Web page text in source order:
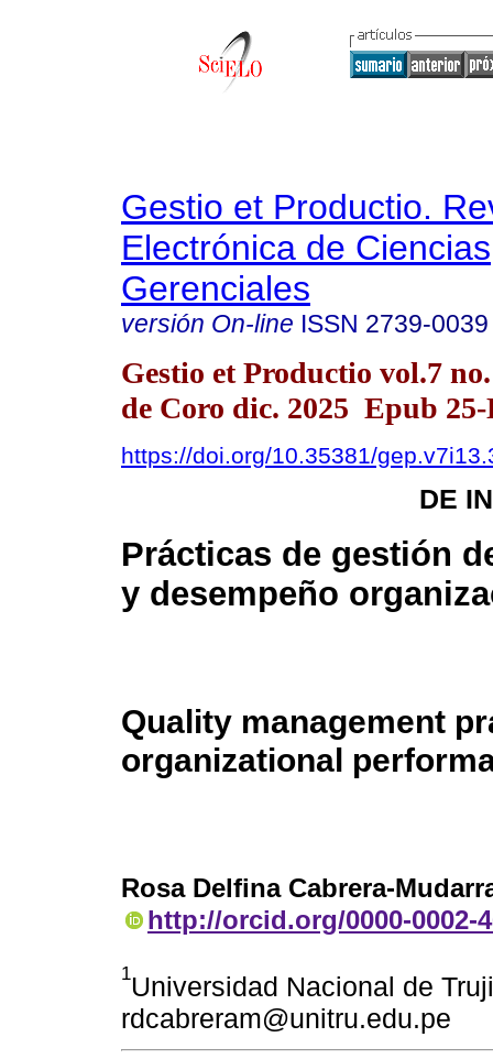
Gestio et Productio.
Electrónica de Ciencias
Gerenciales
versión On-line ISSN 2739-0039
Gestio et Productio vol.7
de Coro dic. 2025 Epub 25-
https://doi.org/10.35381/
DE
Prácticas de gestión
y desempeño
Quality management
organizational
Rosa Delfina Cabrera-
http://orcid.org/0000-0002-
1Universidad Nacional de
rdcabreram@unitru.edu.pe